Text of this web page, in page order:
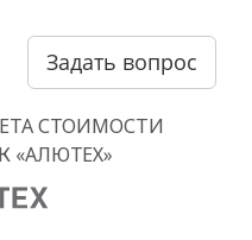
Задать вопрос